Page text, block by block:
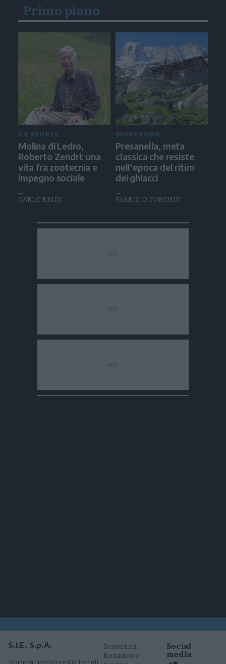
Primo piano
LA STORIA
Molina di Ledro,
Roberto Zendri: una
vita fra zootecnia e
impegno sociale
CARLO BRIDI
MONTAGNA
Presanella, meta
classica che resiste
nell'epoca del ritiro
dei ghiacci
FABRIZIO TORCHIO
S.I.E. S.p.A.
Società Iniziative Editoriali
Scriveteci
Redazione
Social
media